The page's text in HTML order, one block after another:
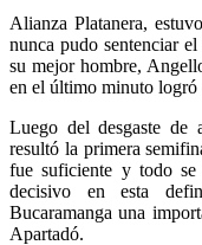
Alianza Platanera,
nunca pudo sentenciar
su mejor hombre,
en el último minuto logró
Luego del desgaste de
resultó la primera
fue suficiente y todo
decisivo en esta
Bucaramanga una
Apartadó.